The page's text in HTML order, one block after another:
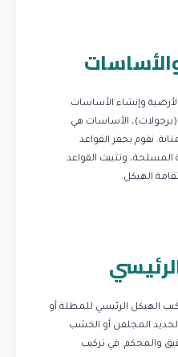
وإنشاء الأساسات
الأساسات هي
نقوم بحفر القواعد
وتثبيت القواعد
الهيكل.
الهيكل الرئيسي للمظلة أو
المجلفن أو الخشب
والمحكم. في تركيب